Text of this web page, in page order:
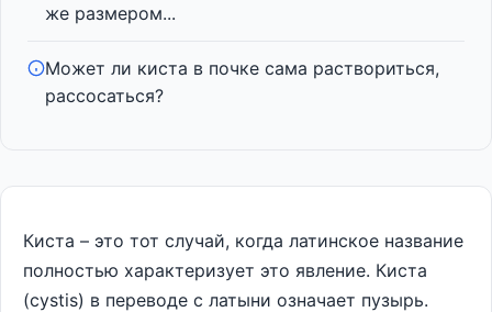
же размером...
Может ли киста в почке сама раствориться,
рассосаться?
Киста – это тот случай, когда латинское название
полностью характеризует это явление. Киста
(cystis) в переводе с латыни означает пузырь.